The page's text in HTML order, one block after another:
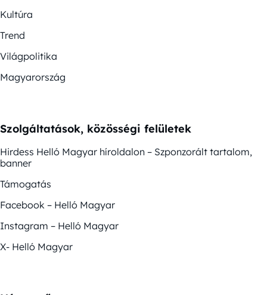
Kultúra
Trend
Világpolitika
Magyarország
Szolgáltatások, közösségi felületek
Hirdess Helló Magyar híroldalon – Szponzorált tartalom,
banner
Támogatás
Facebook – Helló Magyar
Instagram – Helló Magyar
X- Helló Magyar